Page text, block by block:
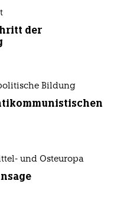
der
Bildung
und Osteuropa